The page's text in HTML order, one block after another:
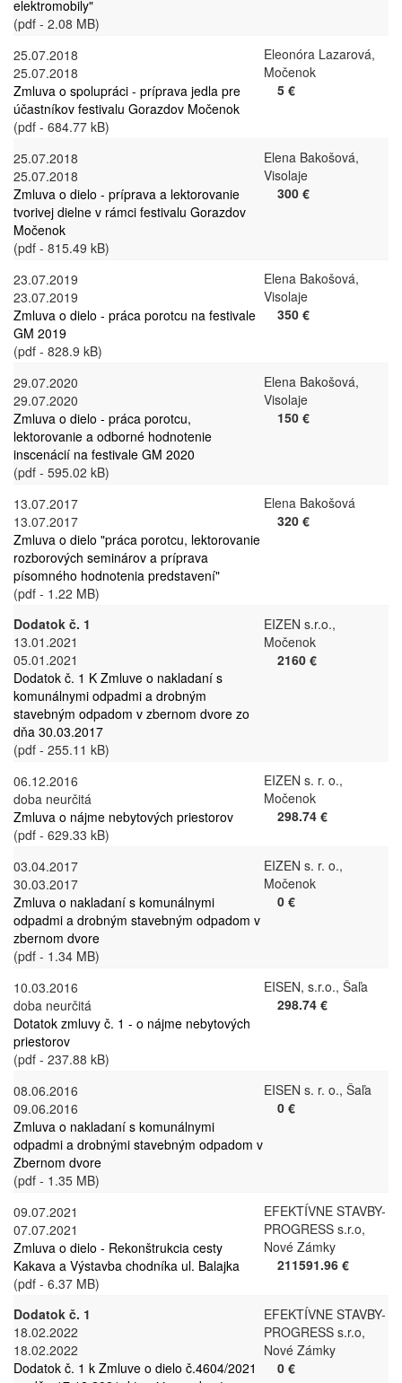
elektromobily"
(pdf - 2.08 MB)
25.07.2018
25.07.2018
Zmluva o spolupráci - príprava jedla pre
účastníkov festivalu Gorazdov Močenok
(pdf - 684.77 kB)
Eleonóra Lazarová,
Močenok
5 €
25.07.2018
25.07.2018
Zmluva o dielo - príprava a lektorovanie
tvorivej dielne v rámci festivalu Gorazdov
Močenok
(pdf - 815.49 kB)
Elena Bakošová,
Visolaje
300 €
23.07.2019
23.07.2019
Zmluva o dielo - práca porotcu na festivale
GM 2019
(pdf - 828.9 kB)
Elena Bakošová,
Visolaje
350 €
29.07.2020
29.07.2020
Zmluva o dielo - práca porotcu,
lektorovanie a odborné hodnotenie
inscenácií na festivale GM 2020
(pdf - 595.02 kB)
Elena Bakošová,
Visolaje
150 €
13.07.2017
13.07.2017
Zmluva o dielo "práca porotcu, lektorovanie
rozborových seminárov a príprava
písomného hodnotenia predstavení"
(pdf - 1.22 MB)
Elena Bakošová
320 €
Dodatok č. 1
13.01.2021
05.01.2021
Dodatok č. 1 K Zmluve o nakladaní s
komunálnymi odpadmi a drobným
stavebným odpadom v zbernom dvore zo
dňa 30.03.2017
(pdf - 255.11 kB)
EIZEN s.r.o.,
Močenok
2160 €
06.12.2016
doba neurčitá
Zmluva o nájme nebytových priestorov
(pdf - 629.33 kB)
EIZEN s. r. o.,
Močenok
298.74 €
03.04.2017
30.03.2017
Zmluva o nakladaní s komunálnymi
odpadmi a drobným stavebným odpadom v
zbernom dvore
(pdf - 1.34 MB)
EIZEN s. r. o.,
Močenok
0 €
10.03.2016
doba neurčitá
Dotatok zmluvy č. 1 - o nájme nebytových
priestorov
(pdf - 237.88 kB)
EISEN, s.r.o., Šaľa
298.74 €
08.06.2016
09.06.2016
Zmluva o nakladaní s komunálnymi
odpadmi a drobnými stavebným odpadom v
Zbernom dvore
(pdf - 1.35 MB)
EISEN s. r. o., Šaľa
0 €
09.07.2021
07.07.2021
Zmluva o dielo - Rekonštrukcia cesty
Kakava a Výstavba chodníka ul. Balajka
(pdf - 6.37 MB)
EFEKTÍVNE STAVBY-
PROGRESS s.r.o,
Nové Zámky
211591.96 €
Dodatok č. 1
18.02.2022
18.02.2022
Dodatok č. 1 k Zmluve o dielo č.4604/2021
EFEKTÍVNE STAVBY-
PROGRESS s.r.o,
Nové Zámky
0 €